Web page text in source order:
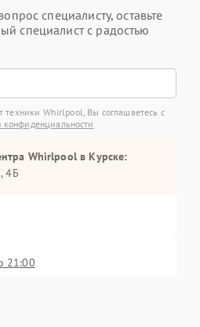
специалисту, оставьте
специалист с радостью
техники Whirlpool, Вы соглашаетесь с
Whirlpool в Курске:
4Б
21:00